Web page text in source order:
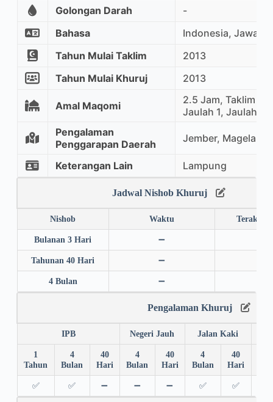
Golongan Darah
-
Bahasa
Indonesia, Jawa,
Tahun Mulai Taklim
2013
Tahun Mulai Khuruj
2013
Amal Maqomi
2.5 Jam, Taklim
Jaulah 1, Jaulah 2
Pengalaman
Penggarapan Daerah
Jember, Magelang
Keterangan Lain Lampung
Jadwal Nishob Khuruj
Nishob Waktu Terakhir
Bulanan 3 Hari ➖
Tahunan 40 Hari ➖
4 Bulan ➖
Pengalaman Khuruj
IPB Negeri Jauh Jalan Kaki
1
Tahun
4
Bulan
40
Hari
4
Bulan
40
Hari
4
Bulan
40
Hari
✅ ✅ ➖ ➖ ➖ ✅ ✅